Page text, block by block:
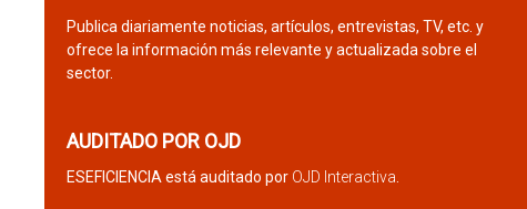
Publica diariamente noticias, artículos, entrevistas, TV, etc. y
ofrece la información más relevante y actualizada sobre el
sector.
AUDITADO POR OJD
ESEFICIENCIA está auditado por OJD Interactiva